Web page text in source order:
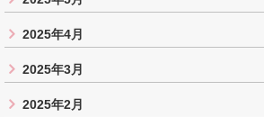
2025年4月
2025年3月
2025年2月